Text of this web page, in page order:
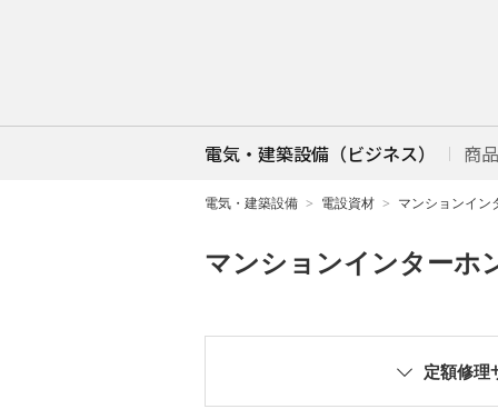
電気・建築設備（ビジネス） 商
電気・建築設備 電設資材 マンションイン
マンションインターホ
定額修理